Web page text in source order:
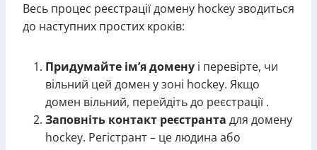
Весь процес реєстрації домену hockey зводиться
до наступних простих кроків:
Придумайте ім’я домену і перевірте, чи
вільний цей домен у зоні hockey. Якщо
домен вільний, перейдіть до реєстрації .
Заповніть контакт реєстранта для домену
hockey. Регістрант – це людина або